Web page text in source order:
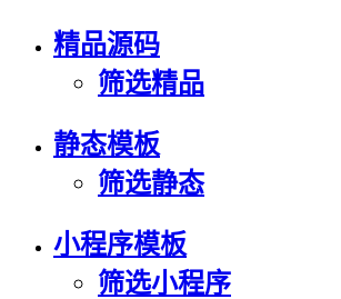
精品源码
筛选精品
静态模板
筛选静态
小程序模板
筛选小程序